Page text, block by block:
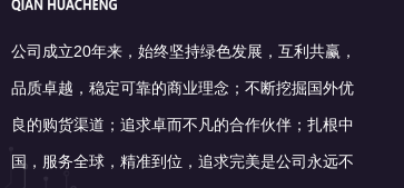
公司成立20年来，始终坚持绿色发展，互利共赢，
品质卓越，稳定可靠的商业理念；不断挖掘国外优
良的购货渠道；追求卓而不凡的合作伙伴；扎根中
国，服务全球，精准到位，追求完美是公司永远不